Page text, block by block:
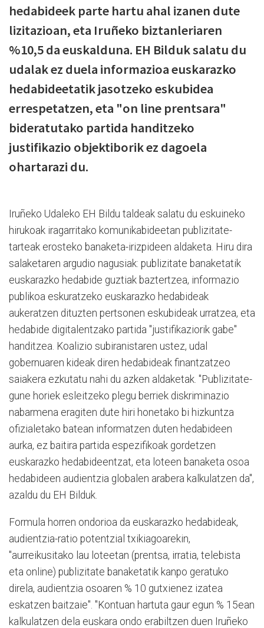
hedabideek parte hartu ahal izanen dute
lizitazioan, eta Iruñeko biztanleriaren
%10,5 da euskalduna. EH Bilduk salatu du
udalak ez duela informazioa euskarazko
hedabideetatik jasotzeko eskubidea
errespetatzen, eta "on line prentsara"
bideratutako partida handitzeko
justifikazio objektiborik ez dagoela
ohartarazi du.
Iruñeko Udaleko EH Bildu taldeak salatu du eskuineko
hirukoak iragarritako komunikabideetan publizitate-
tarteak erosteko banaketa-irizpideen aldaketa. Hiru dira
salaketaren argudio nagusiak: publizitate banaketatik
euskarazko hedabide guztiak baztertzea, informazio
publikoa eskuratzeko euskarazko hedabideak
aukeratzen dituzten pertsonen eskubideak urratzea, eta
hedabide digitalentzako partida "justifikaziorik gabe"
handitzea. Koalizio subiranistaren ustez, udal
gobernuaren kideak diren hedabideak finantzatzeo
saiakera ezkutatu nahi du azken aldaketak. "Publizitate-
gune horiek esleitzeko plegu berriek diskriminazio
nabarmena eragiten dute hiri honetako bi hizkuntza
ofizialetako batean informatzen duten hedabideen
aurka, ez baitira partida espezifikoak gordetzen
euskarazko hedabideentzat, eta loteen banaketa osoa
hedabideen audientzia globalen arabera kalkulatzen da",
azaldu du EH Bilduk.
Formula horren ondorioa da euskarazko hedabideak,
audientzia-ratio potentzial txikiagoarekin,
"aurreikusitako lau loteetan (prentsa, irratia, telebista
eta online) publizitate banaketatik kanpo geratuko
direla, audientzia osoaren % 10 gutxienez izatea
eskatzen baitzaie". "Kontuan hartuta gaur egun % 15ean
kalkulatzen dela euskara ondo erabiltzen duen Iruñeko